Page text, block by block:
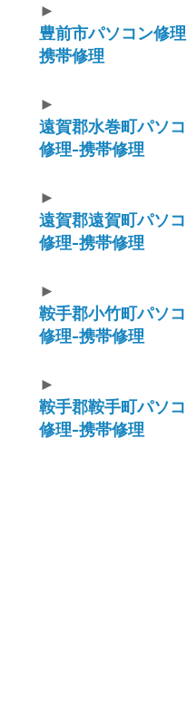
►
豊前市パソコン修
携帯修理
►
遠賀郡水巻町パソ
修理-携帯修理
►
遠賀郡遠賀町パソ
修理-携帯修理
►
鞍手郡小竹町パソ
修理-携帯修理
►
鞍手郡鞍手町パソ
修理-携帯修理